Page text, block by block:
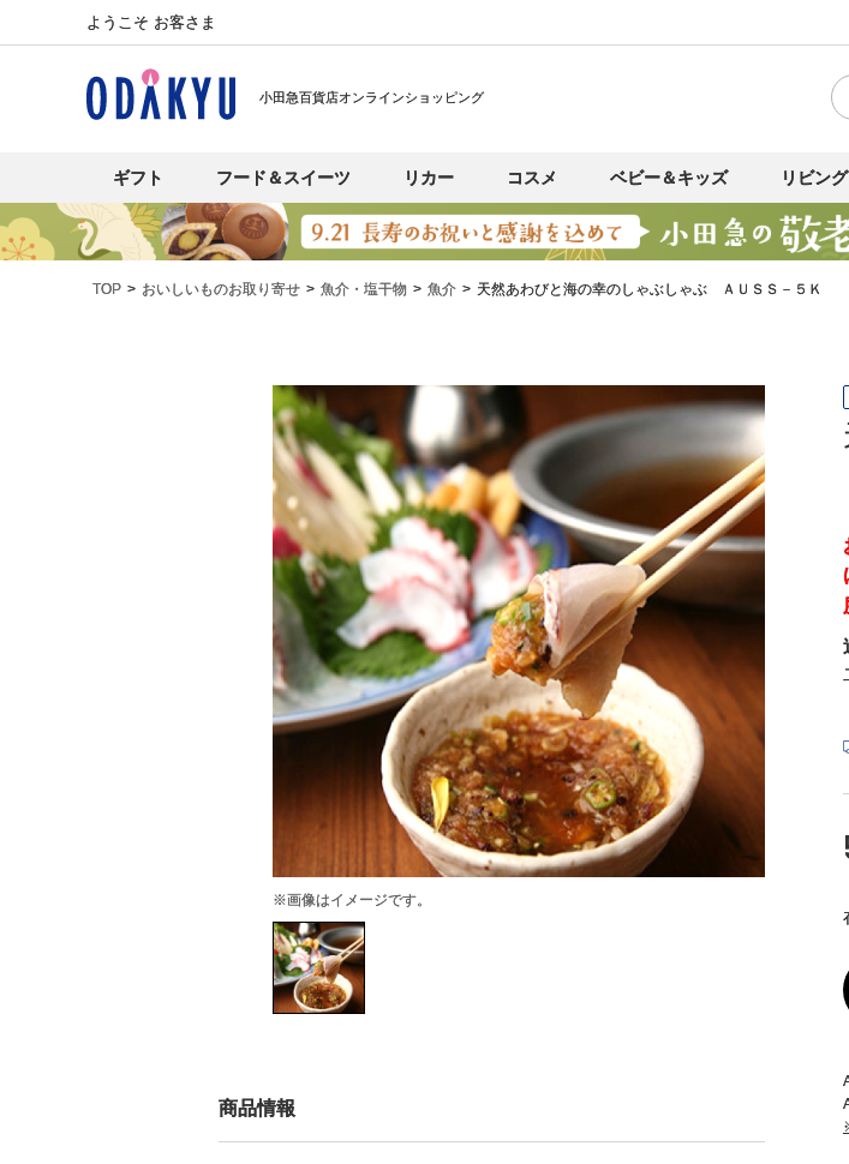
ようこそ お客さま
小田急百貨店オンラインショッピング
ギフト フード＆スイーツ リカー コスメ ベビー＆キッズ リビン
TOP おいしいものお取り寄せ 魚介・塩干物 魚介 天然あわびと海の幸のしゃぶしゃぶ ＡＵＳＳ－５Ｋ
※画像はイメージです。
商品情報